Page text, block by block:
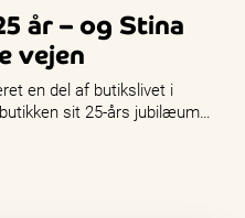
år – og Stina
vejen
en del af butikslivet i
sit 25-års jubilæum…